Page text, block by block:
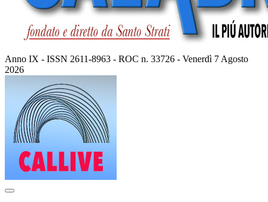
Anno IX - ISSN 2611-8963 - ROC n. 33726 - Venerdì 7 Agosto
2026